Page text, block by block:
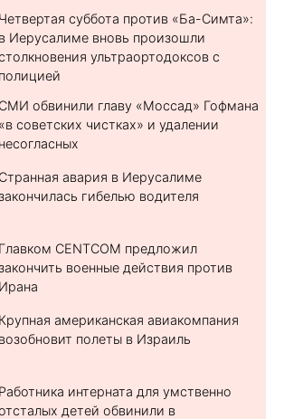
Четвертая суббота против «Ба-Симта»:
в Иерусалиме вновь произошли
ультраортодоксов с
полицией
СМИ обвинили главу «Моссад» Гофмана
«в советских чистках» и удалении
несогласных
Странная авария в Иерусалиме
гибелью водителя
Главком CENTCOM предложил
военные действия против
Ирана
Крупная американская авиакомпания
возобновит полеты в Израиль
Работника интерната для умственно
детей обвинили в